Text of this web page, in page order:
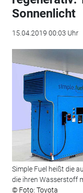
Sonnenlicht
15.04.2019 00:03 Uhr
Simple Fuel heißt die
die ihren Wasserstoff
© Foto: Toyota